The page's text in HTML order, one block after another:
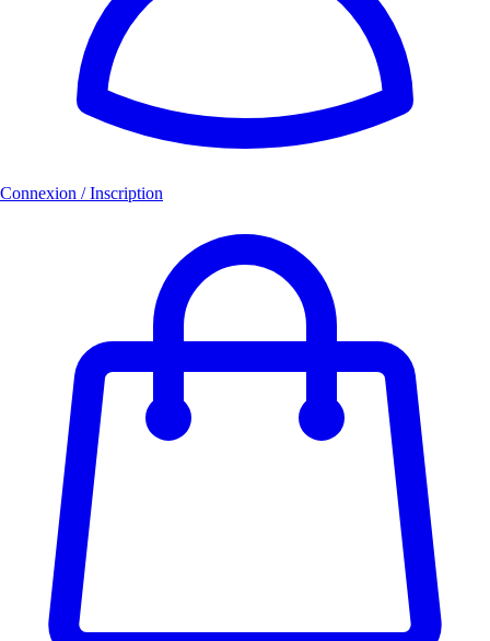
Connexion / Inscription